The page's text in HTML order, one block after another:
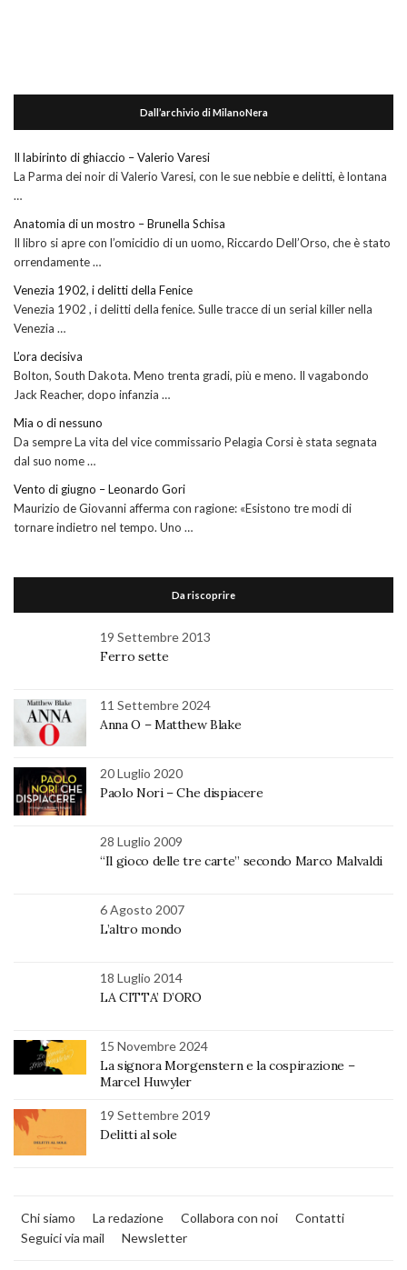
Dall’archivio di MilanoNera
Il labirinto di ghiaccio – Valerio Varesi
La Parma dei noir di Valerio Varesi, con le sue nebbie e delitti, è lontana
…
Anatomia di un mostro – Brunella Schisa
Il libro si apre con l’omicidio di un uomo, Riccardo Dell’Orso, che è stato
orrendamente …
Venezia 1902, i delitti della Fenice
Venezia 1902 , i delitti della fenice. Sulle tracce di un serial killer nella
Venezia …
L’ora decisiva
Bolton, South Dakota. Meno trenta gradi, più e meno. Il vagabondo
Jack Reacher, dopo infanzia …
Mia o di nessuno
Da sempre La vita del vice commissario Pelagia Corsi è stata segnata
dal suo nome …
Vento di giugno – Leonardo Gori
Maurizio de Giovanni afferma con ragione: «Esistono tre modi di
tornare indietro nel tempo. Uno …
Da riscoprire
19 Settembre 2013
Ferro sette
11 Settembre 2024
Anna O – Matthew Blake
20 Luglio 2020
Paolo Nori – Che dispiacere
28 Luglio 2009
“Il gioco delle tre carte” secondo Marco Malvaldi
6 Agosto 2007
L’altro mondo
18 Luglio 2014
LA CITTA’ D’ORO
15 Novembre 2024
La signora Morgenstern e la cospirazione –
Marcel Huwyler
19 Settembre 2019
Delitti al sole
Chi siamo La redazione Collabora con noi
Contatti
Seguici via mail
Newsletter